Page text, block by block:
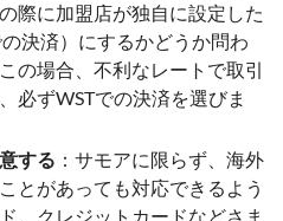
際に加盟店が独自に設定した
決済）にするかどうか問わ
の場合、不利なレートで取引
必ずWSTでの決済を選びま
する ：サモアに限らず、海外
とがあっても対応できるよう
、クレジットカードなどさま